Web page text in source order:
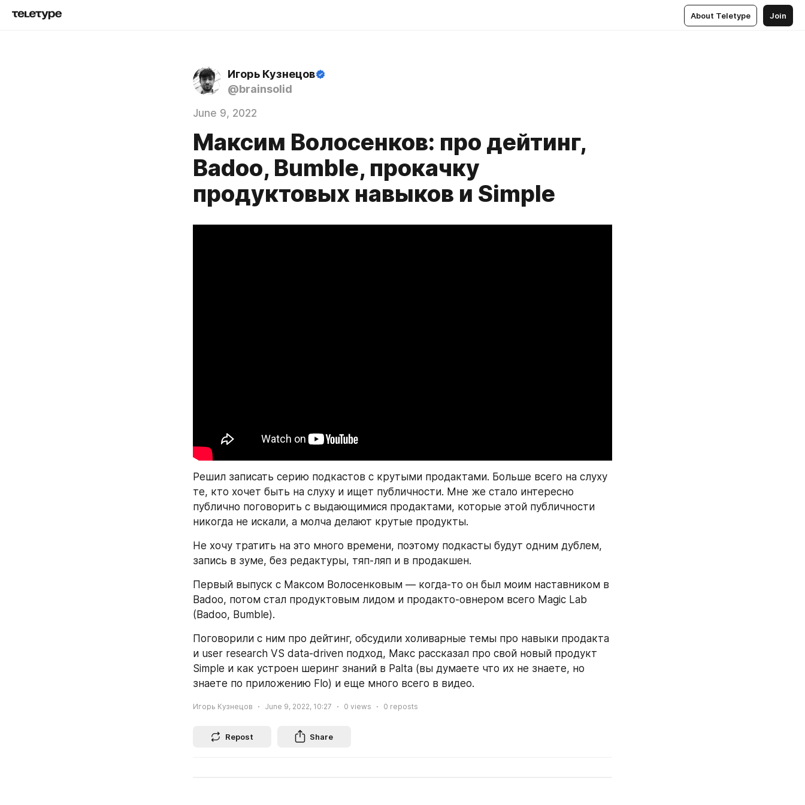
About Teletype Join
Игорь Кузнецов
@brainsolid
June 9, 2022
Максим Волосенков: про дейтинг,
Badoo, Bumble, прокачку
продуктовых навыков и Simple
Решил записать серию подкастов с крутыми продактами. Больше всего на слуху
те, кто хочет быть на слуху и ищет публичности. Мне же стало интересно
публично поговорить с выдающимися продактами, которые этой публичности
никогда не искали, а молча делают крутые продукты.
Не хочу тратить на это много времени, поэтому подкасты будут одним дублем,
запись в зуме, без редактуры, тяп-ляп и в продакшен.
Первый выпуск с Максом Волосенковым — когда-то он был моим наставником в
Badoo, потом стал продуктовым лидом и продакто-овнером всего Magic Lab
(Badoo, Bumble).
Поговорили с ним про дейтинг, обсудили холиварные темы про навыки продакта
и user research VS data-driven подход, Макс рассказал про свой новый продукт
Simple и как устроен шеринг знаний в Palta (вы думаете что их не знаете, но
знаете по приложению Flo) и еще много всего в видео.
Игорь Кузнецов June 9, 2022, 10:27 0 views 0 reposts
Repost Share